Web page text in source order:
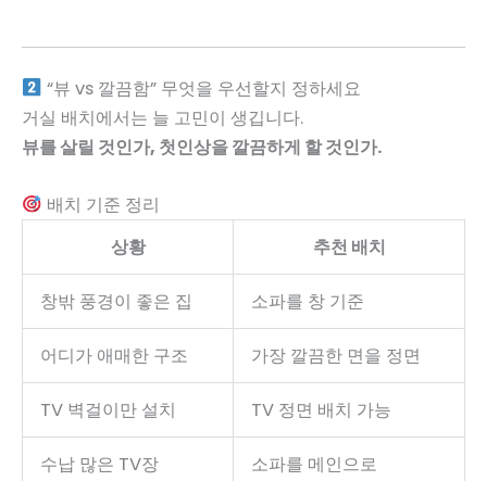
“뷰 vs 깔끔함” 무엇을 우선할지 정하세요
거실 배치에서는 늘 고민이 생깁니다.
뷰를 살릴 것인가, 첫인상을 깔끔하게 할 것인가.
배치 기준 정리
상황
추천 배치
창밖 풍경이 좋은 집 소파를 창 기준
어디가 애매한 구조 가장 깔끔한 면을 정면
TV 벽걸이만 설치 TV 정면 배치 가능
수납 많은 TV장 소파를 메인으로